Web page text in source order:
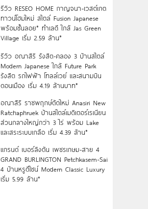
รีวิว RESEO HOME กาญจนา-เวสต์เกต
ทาวน์โฮมใหม่ สไตล์ Fusion Japanese
พร้อมชั้นลอย* ทำเลดี ใกล้ Jas Green
Village เริ่ม 2.59 ล้าน*
รีวิว อณาสิริ รังสิต-คลอง 3 บ้านสไตล์
Modern Japanese ใกล้ Future Park
รังสิต รถไฟฟ้า โทลล์เวย์ และสนามบิน
ดอนเมือง เริ่ม 4.19 ล้านบาท*
อณาสิริ ราชพฤกษ์ตัดใหม่ Anasiri New
Ratchaphruek บ้านสไตล์เมดิเตอร์เรเนียน
ส่วนกลางใหญ่กว่า 3 ไร่ พร้อม Lake
และสระระบบเกลือ เริ่ม 4.39 ล้าน*
แกรนด์ เบอร์ลิงตัน เพชรเกษม-สาย 4
GRAND BURLINGTON Petchkasem-Sai
4 บ้านหรูดีไซน์ Modern Classic Luxury
เริ่ม 5.99 ล้าน*